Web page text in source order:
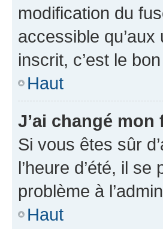
modification du
accessible
inscrit, c’est le
Haut
J’ai changé
Si vous êtes sûr
l’heure d’été, il
problème à
Haut